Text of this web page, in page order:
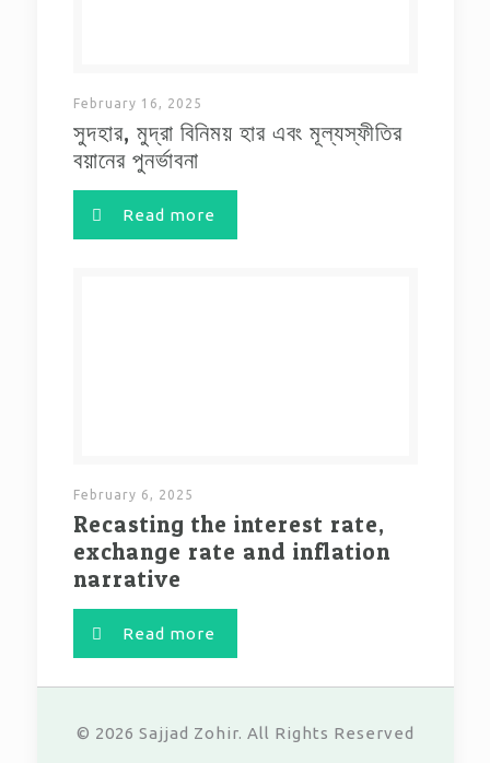
February 16, 2025
সুদহার, মুদ্রা বিনিময় হার এবং মূল্যস্ফীতির
বয়ানের পুনর্ভাবনা
Read more
February 6, 2025
Recasting the interest rate,
exchange rate and inflation
narrative
Read more
© 2026 Sajjad Zohir. All Rights Reserved